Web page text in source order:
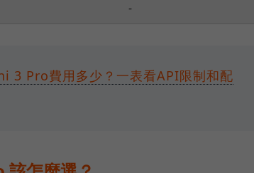
-
3 Pro費用多少？一表看API限制和配